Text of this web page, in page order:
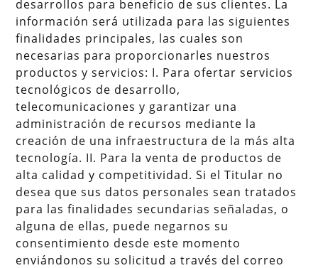
desarrollos para beneficio de sus clientes. La
información será utilizada para las siguientes
finalidades principales, las cuales son
necesarias para proporcionarles nuestros
productos y servicios: I. Para ofertar servicios
tecnológicos de desarrollo,
telecomunicaciones y garantizar una
administración de recursos mediante la
creación de una infraestructura de la más alta
tecnología. II. Para la venta de productos de
alta calidad y competitividad. Si el Titular no
desea que sus datos personales sean tratados
para las finalidades secundarias señaladas, o
alguna de ellas, puede negarnos su
consentimiento desde este momento
enviándonos su solicitud a través del correo